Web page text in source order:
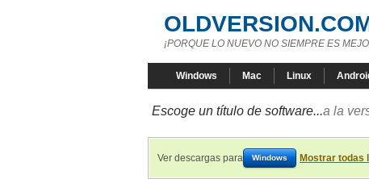
¡PORQUE LO NUEVO NO SIEMPRE ES
Windows Mac Linux
Escoge un título de software...a la
Ver descargas para Windows Mostrar todas